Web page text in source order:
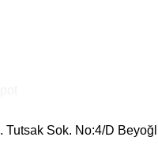
Tutsak Sok. No:4/D